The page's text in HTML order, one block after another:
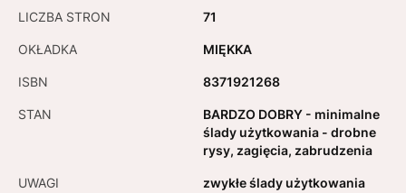
LICZBA STRON 71
OKŁADKA MIĘKKA
ISBN 8371921268
STAN
BARDZO DOBRY - minimalne
ślady użytkowania - drobne
rysy, zagięcia, zabrudzenia
UWAGI zwykłe ślady użytkowania